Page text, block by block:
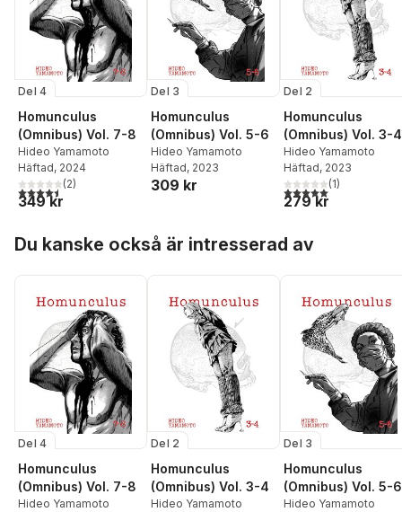
Del 4
Homunculus
(Omnibus) Vol. 7-8
Hideo Yamamoto
Häftad, 2024
4,5utav 5 stjärnor. Totalt antal röster:
(2)
349 kr
Del 3
Homunculus
(Omnibus) Vol. 5-6
Hideo Yamamoto
Häftad, 2023
309 kr
Del 2
Homunculus
(Omnibus) Vol. 3-4
Hideo Yamamoto
Häftad, 2023
5,0utav 5 stjärnor.
(1)
279 kr
Du kanske också är intresserad av
Del 4
Homunculus
(Omnibus) Vol. 7-8
Hideo Yamamoto
Del 2
Homunculus
(Omnibus) Vol. 3-4
Hideo Yamamoto
Del 3
Homunculus
(Omnibus) Vol. 5-6
Hideo Yamamoto